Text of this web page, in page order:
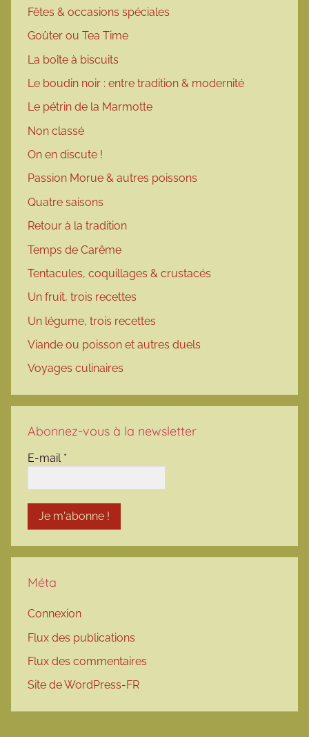
Fêtes & occasions spéciales
Goûter ou Tea Time
La boîte à biscuits
Le boudin noir : entre tradition & modernité
Le pétrin de la Marmotte
Non classé
On en discute !
Passion Morue & autres poissons
Quatre saisons
Retour à la tradition
Temps de Carême
Tentacules, coquillages & crustacés
Un fruit, trois recettes
Un légume, trois recettes
Viande ou poisson et autres duels
Voyages culinaires
Abonnez-vous à la newsletter
E-mail *
Méta
Connexion
Flux des publications
Flux des commentaires
Site de WordPress-FR